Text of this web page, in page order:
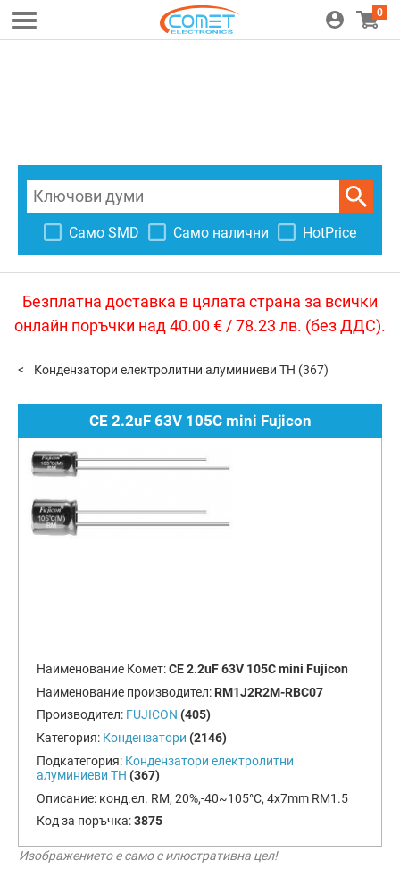
0
Само SMD Само налични HotPrice
Безплатна доставка в цялата страна за всички
онлайн поръчки над 40.00 € / 78.23 лв. (без ДДС).
Кондензатори електролитни алуминиеви TH (367)
CE 2.2uF 63V 105C mini Fujicon
Наименование Комет:CE 2.2uF 63V 105C mini Fujicon
Наименование производител: RM1J2R2M-RBC07
Производител: FUJICON (405)
Категория: Кондензатори (2146)
Подкатегория: Кондензатори електролитни
алуминиеви TH (367)
Описание: конд.ел. RM, 20%,-40~105°C, 4x7mm RM1.5
Код за поръчка:3875
Изображението е само с илюстративна цел!